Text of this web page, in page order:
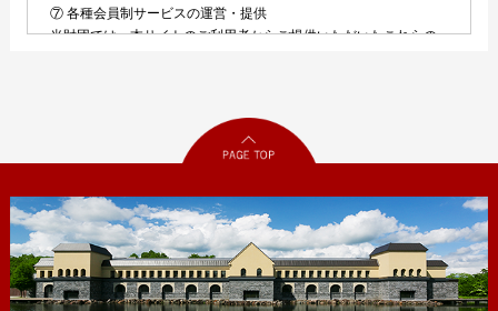
⑦ 各種会員制サービスの運営・提供
当財団では、本サイトのご利用者からご提供いただいたこれらの
当財団は、個人情報に関して適用される法令、ガイドラインその
他の規範を遵守します。
当財団は、本サイトのご利用者からのお問い合せにお答えするた
め、ないしは、あらかじめご利用者に明示させていただいた目的
の範囲で、ご利用者の個人情報を収集致します。
ご提供頂きました個人情報について、当財団は、お問い合せに対
応する場合ないしは、個人情報ご提供時に明示させていただいた